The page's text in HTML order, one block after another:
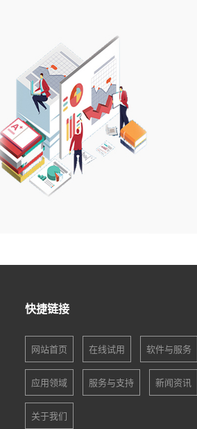
快捷链接
网站首页 在线试用 软件与服务
应用领域 服务与支持 新闻资讯
关于我们